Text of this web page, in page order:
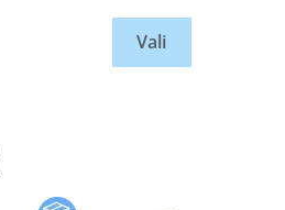
Vali